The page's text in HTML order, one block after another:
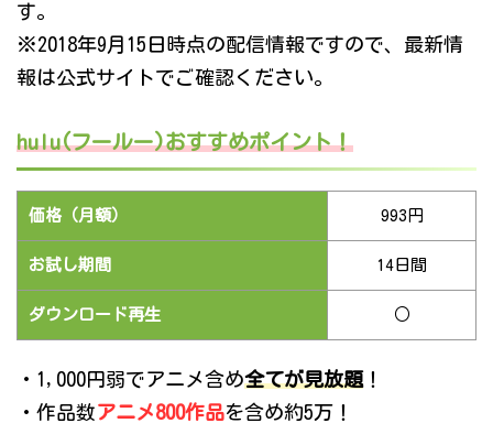
す。
※2018年9月15日時点の配信情報ですので、最新情
報は公式サイトでご確認ください。
hulu(フールー)おすすめポイント！
価格（月額） 993円
お試し期間 14日間
ダウンロード再生 ○
・1,000円弱でアニメ含め全てが見放題！
・作品数アニメ800作品を含め約5万！